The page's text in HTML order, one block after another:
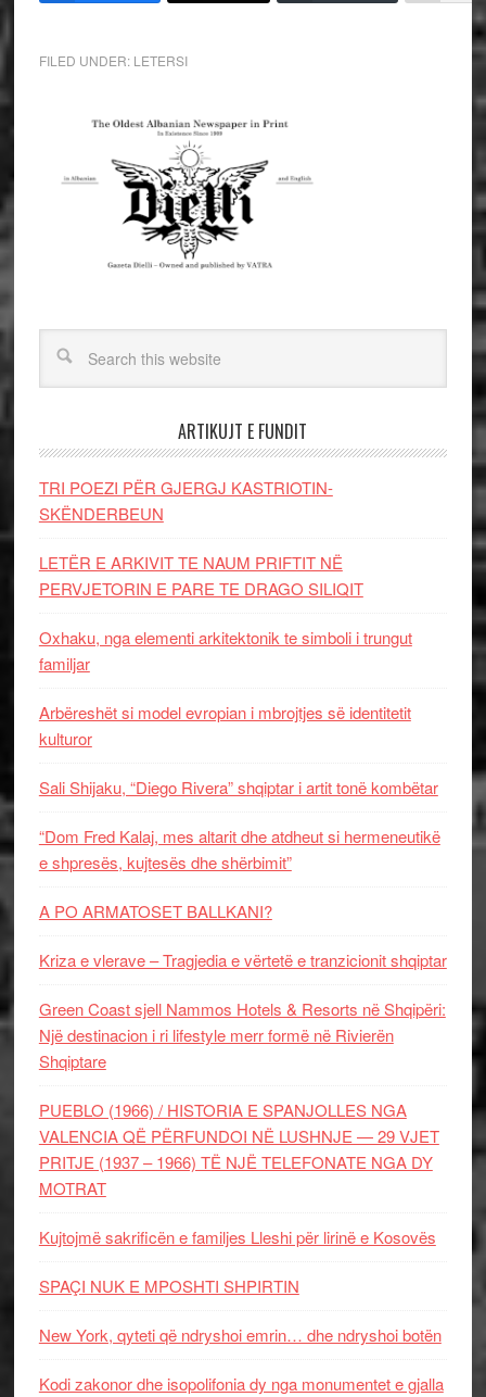
FILED UNDER: LETERSI
ARTIKUJT E FUNDIT
TRI POEZI PËR GJERGJ KASTRIOTIN-
SKËNDERBEUN
LETËR E ARKIVIT TE NAUM PRIFTIT NË
PERVJETORIN E PARE TE DRAGO SILIQIT
Oxhaku, nga elementi arkitektonik te simboli i trungut
familjar
Arbëreshët si model evropian i mbrojtjes së identitetit
kulturor
Sali Shijaku, “Diego Rivera” shqiptar i artit tonë kombëtar
“Dom Fred Kalaj, mes altarit dhe atdheut si hermeneutikë
e shpresës, kujtesës dhe shërbimit”
A PO ARMATOSET BALLKANI?
Kriza e vlerave – Tragjedia e vërtetë e tranzicionit shqiptar
Green Coast sjell Nammos Hotels & Resorts në Shqipëri:
Një destinacion i ri lifestyle merr formë në Rivierën
Shqiptare
PUEBLO (1966) / HISTORIA E SPANJOLLES NGA
VALENCIA QË PËRFUNDOI NË LUSHNJE — 29 VJET
PRITJE (1937 – 1966) TË NJË TELEFONATE NGA DY
MOTRAT
Kujtojmë sakrificën e familjes Lleshi për lirinë e Kosovës
SPAÇI NUK E MPOSHTI SHPIRTIN
New York, qyteti që ndryshoi emrin… dhe ndryshoi botën
Kodi zakonor dhe isopolifonia dy nga monumentet e gjalla